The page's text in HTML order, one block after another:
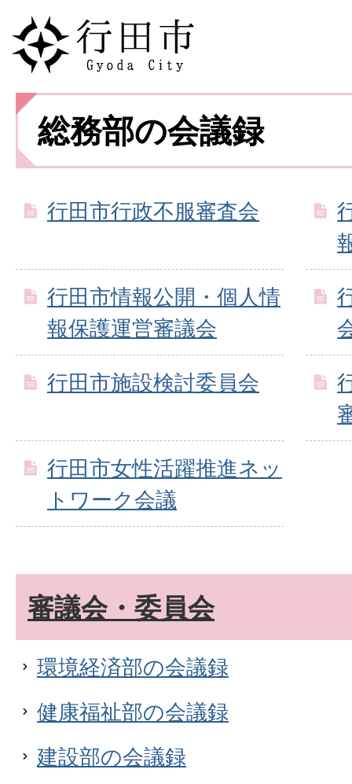
総務部の会議録
行田市行政不服審査会
行田市情報公開・個人情
報保護運営審議会
行田市施設検討委員会
行田市女性活躍推進ネッ
トワーク会議
審議会・委員会
環境経済部の会議録
健康福祉部の会議録
建設部の会議録